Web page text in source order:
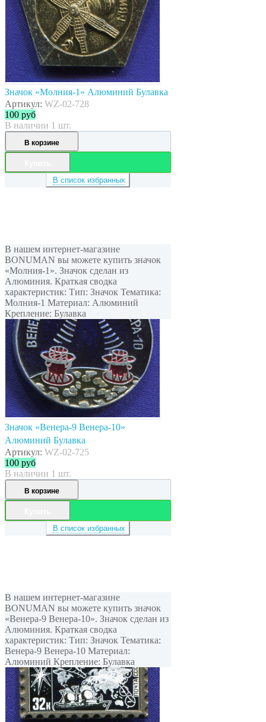
Значок «Молния-1» Алюминий Булавка
Артикул: WZ-02-728
100 руб
В наличии 1 шт.
В корзине
В список избранных
В нашем интернет-магазине
BONUMAN вы можете купить значок
«Молния-1». Значок сделан из
Алюминия. Краткая сводка
характеристик: Тип: Значок Тематика:
Молния-1 Материал: Алюминий
Крепление: Булавка
Значок «Венера-9 Венера-10»
Алюминий Булавка
Артикул: WZ-02-725
100 руб
В наличии 1 шт.
В корзине
В список избранных
В нашем интернет-магазине
BONUMAN вы можете купить значок
«Венера-9 Венера-10». Значок сделан из
Алюминия. Краткая сводка
характеристик: Тип: Значок Тематика:
Венера-9 Венера-10 Материал:
Алюминий Крепление: Булавка